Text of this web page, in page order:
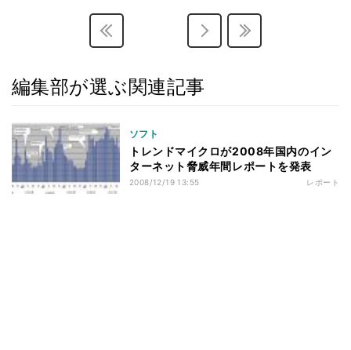
編集部が選ぶ関連記事
ソフト
トレンドマイクロが2008年国内のイン
ターネット脅威年間レポートを発表
2008/12/19 13:55 レポート